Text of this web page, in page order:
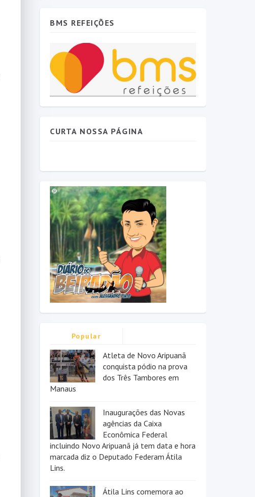
BMS REFEIÇÕES
CURTA NOSSA PÁGINA
Popular
Atleta de Novo Aripuanã
conquista pódio na prova
dos Três Tambores em
Manaus
Inaugurações das Novas
agências da Caixa
Econômica Federal
incluindo Novo Aripuanã já tem data e hora
marcada diz o Deputado Federam Átila
Lins.
Átila Lins comemora ao